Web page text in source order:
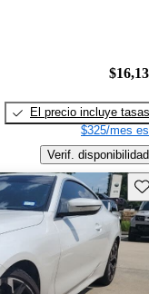
El precio incluye tasas
$325/mes
Verif. disponibilidad